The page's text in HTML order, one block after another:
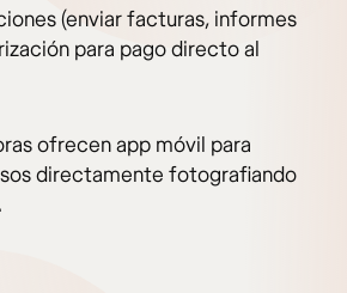
(enviar facturas, informes
para pago directo al
ofrecen app móvil para
directamente fotografiando